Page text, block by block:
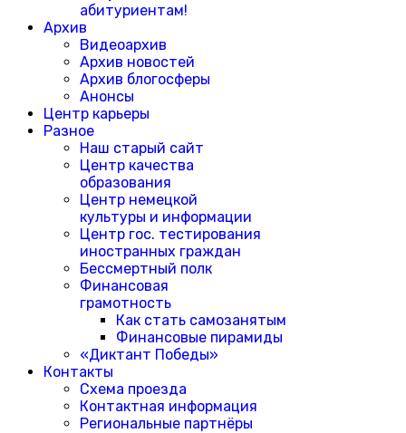
абитуриентам!
Архив
Видеоархив
Архив новостей
Архив блогосферы
Анонсы
Центр карьеры
Разное
Наш старый сайт
Центр качества
образования
Центр немецкой
культуры и информации
Центр гос. тестирования
иностранных граждан
Бессмертный полк
Финансовая
грамотность
Как стать самозанятым
Финансовые пирамиды
«Диктант Победы»
Контакты
Схема проезда
Контактная информация
Региональные партнёры